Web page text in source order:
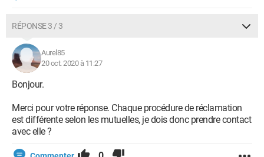
RÉPONSE 3 / 3
Aurel85
20 oct. 2020 à 11:27
Bonjour.
Merci pour votre réponse. Chaque procédure de réclamation
est différente selon les mutuelles, je dois donc prendre contact
avec elle ?